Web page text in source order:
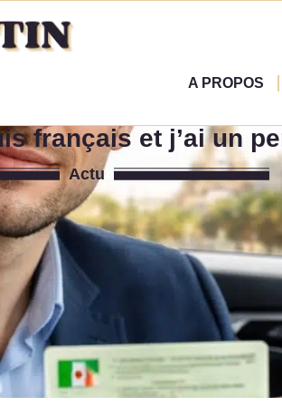
A PROPOS
français et j’ai un
Actu